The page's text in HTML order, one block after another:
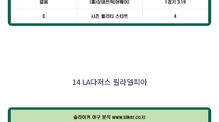
14 LA다저스 필라델피아